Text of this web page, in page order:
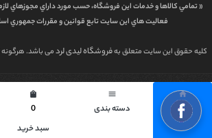
« تمامي كالاها و خدمات اين فروشگاه، حسب مورد داراي مجوزهاي
فعاليت هاي اين سايت تابع قوانين و مقررات جمهوري
کلیه حقوق این سایت متعلق بهفروشگاه لیدی لردمی باشد. هرگونه
طراحی شده توسط | پاورگرافhome
خانه
menu
دسته بندی
shopping_bag
0
سبد خرید